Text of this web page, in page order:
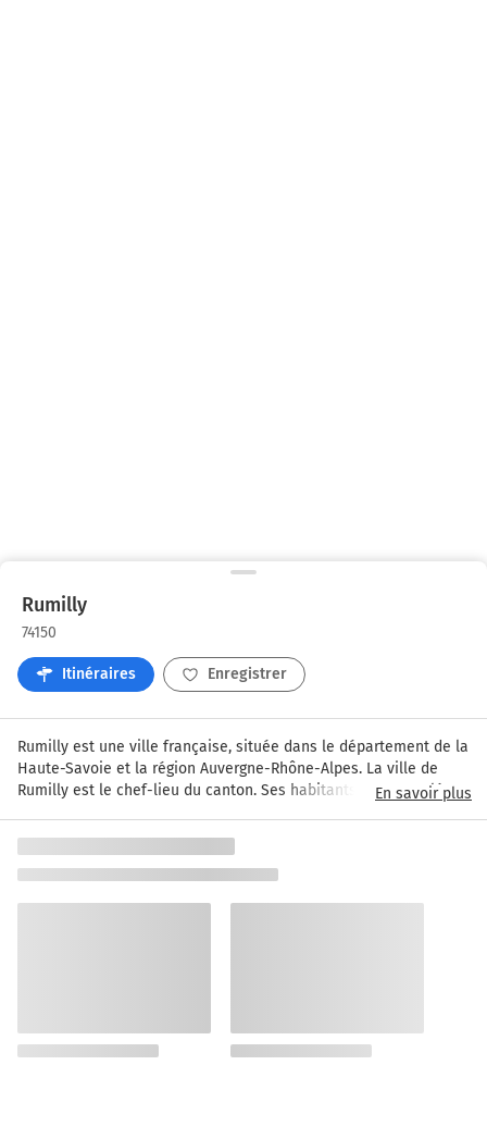
Rumilly
74150
Itinéraires Enregistrer
Rumilly est une ville française, située dans le département de la
Haute-Savoie et la région Auvergne-Rhône-Alpes. La ville de
Rumilly est le chef-lieu du canton. Ses habitants sont appelés
km² et compte 14 836 habitants depuis le dernier recensement
de la population. La « balouria » est une fête organisée à
Rumilly tous les premiers samedis d'octobre. Elle célèbre les
métiers anciens (vannier, maréchal-ferrant, scieur de
En savoir plus